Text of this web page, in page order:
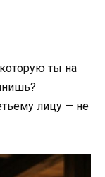
ты на
лицу — не